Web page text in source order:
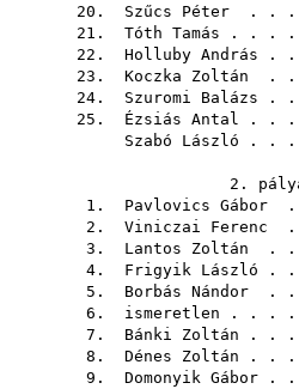
20. Szűcs Péter . .
21. Tóth Tamás . . .
22. Holluby András .
23. Koczka Zoltán . .
24. Szuromi Balázs .
25. Ézsiás Antal . .
Szabó László . .
2.
1. Pavlovics Gábor .
2. Viniczai Ferenc .
3. Lantos Zoltán . .
4. Frigyik László .
5. Borbás Nándor . .
6. ismeretlen . .
7. Bánki Zoltán . .
8. Dénes Zoltán . .
9. Domonyik Gábor .